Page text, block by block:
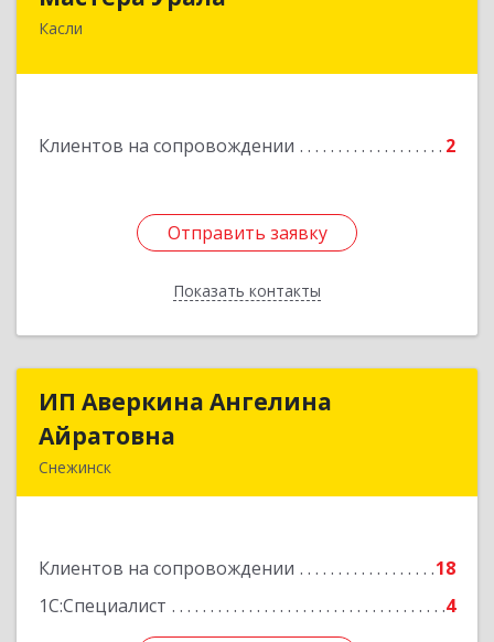
Касли
Клиентов на сопровождении 2
Отправить заявку
Показать контакты
456830, Челябинская обл., г. Касли, ул. Карла
Отправить заявку
Назад
ИП Аверкина Ангелина
Айратовна
Снежинск
Клиентов на сопровождении
18
1С:Специалист
4
ИП Аверкина Ангелина
Подробнее